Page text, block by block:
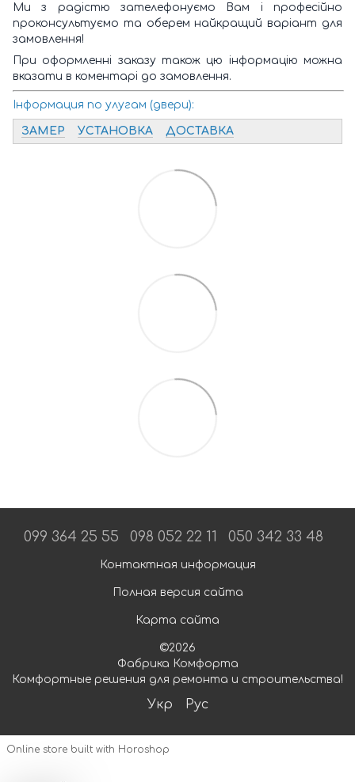
Ми з радістю зателефонуємо Вам і професійно
проконсультуємо та оберем найкращий варіант для
замовлення!
При оформленні заказу також цю інформацію можна
вказати в коментарі до замовлення.
Інформация по улугам (двери):
ЗАМЕР УСТАНОВКА ДОСТАВКА
099 364 25 55 098 052 22 11 050 342 33 48
Контактная информация
Полная версия сайта
Карта сайта
©2026
Фабрика Комфорта
Комфортные решения для ремонта и строительства!
Укр Рус
Online store built with Horoshop